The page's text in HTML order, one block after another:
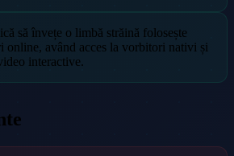
să învețe o limbă străină folosește
online, având acces la vorbitori nativi și
interactive.